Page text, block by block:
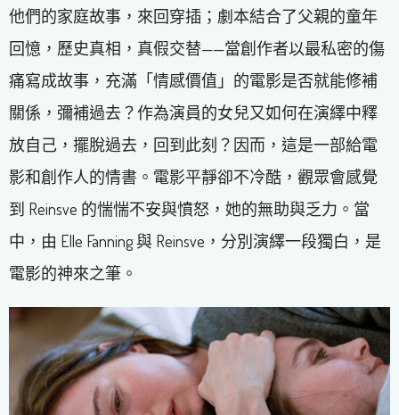
他們的家庭故事，來回穿插；劇本結合了父親的童年
回憶，歷史真相，真假交替——當創作者以最私密的傷
痛寫成故事，充滿「情感價值」的電影是否就能修補
關係，彌補過去？作為演員的女兒又如何在演繹中釋
放自己，擺脫過去，回到此刻？因而，這是一部給電
影和創作人的情書。電影平靜卻不冷酷，觀眾會感覺
到 Reinsve 的惴惴不安與憤怒，她的無助與乏力。當
中，由 Elle Fanning 與 Reinsve，分別演繹一段獨白，是
電影的神來之筆。